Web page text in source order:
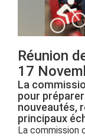
Réunion
17
La
pour
nouveautés,
principaux
La commission